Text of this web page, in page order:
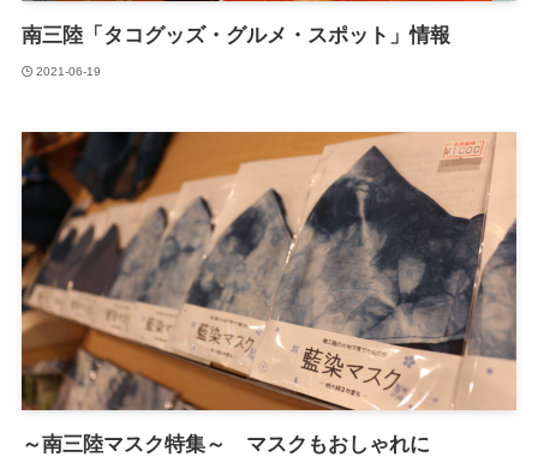
南三陸「タコグッズ・グルメ・スポット」情報
2021-06-19
～南三陸マスク特集～ マスクもおしゃれに